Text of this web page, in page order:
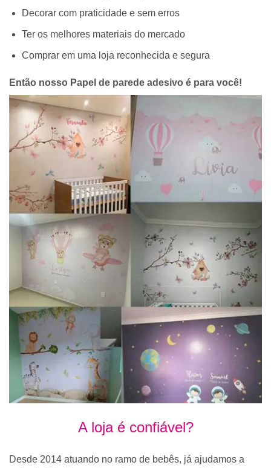
Decorar com praticidade e sem erros
Ter os melhores materiais do mercado
Comprar em uma loja reconhecida e segura
Então nosso Papel de parede adesivo é para você!
A loja é confiável?
Desde 2014 atuando no ramo de bebês, já ajudamos a